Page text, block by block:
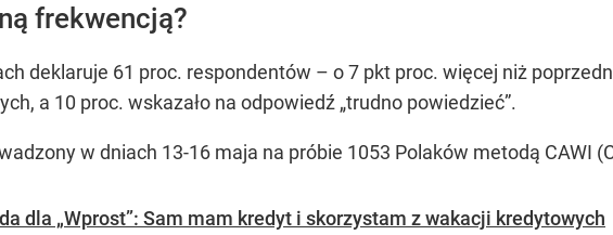
frekwencją?
deklaruje 61 proc. respondentów – o 7 pkt proc. więcej niż
a 10 proc. wskazało na odpowiedź „trudno powiedzieć”.
w dniach 13-16 maja na próbie 1053 Polaków metodą CAWI
dla „Wprost”: Sam mam kredyt i skorzystam z wakacji kredytowych